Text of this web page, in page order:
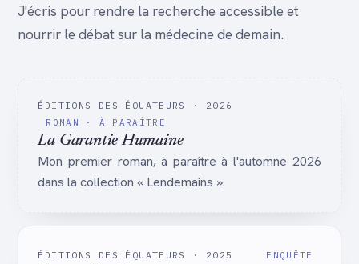
J'écris pour rendre la recherche accessible et
nourrir le débat sur la médecine de demain.
ÉDITIONS DES ÉQUATEURS · 2026
ROMAN · À PARAÎTRE
La Garantie Humaine
Mon premier roman, à paraître à l'automne 2026
dans la collection « Lendemains ».
ÉDITIONS DES ÉQUATEURS · 2025 ENQUÊTE